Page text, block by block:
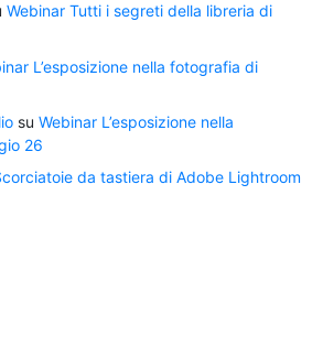
Webinar Tutti i segreti della libreria di
L’esposizione nella fotografia di
su Webinar L’esposizione nella
26
da tastiera di Adobe Lightroom